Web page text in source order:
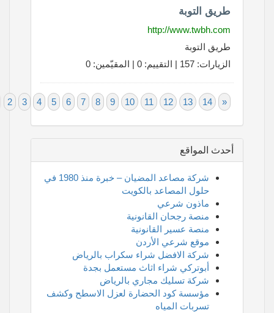
طريق التوبة
http://www.twbh.com
طريق التوبة
الزيارات: 157 | التقييم: 0 | المقيّمين: 0
« 1 2 3 4 5 6 7 8 9 10 11 12 13
أحدث المواقع
شركة مصاعد المضيان – خبرة منذ 1980 في
حلول المصاعد بالكويت
ماذون شرعي
منصة رجحان القانونية
منصة عسير القانونية
موقع شرعي الأردن
شركة الافضل شراء سكراب بالرياض
أبوتركي شراء اثاث مستعمل بجدة
شركة تسليك مجاري بالرياض
مؤسسة كود الحضارة لعزل الاسطح وكشف
تسربات المياه